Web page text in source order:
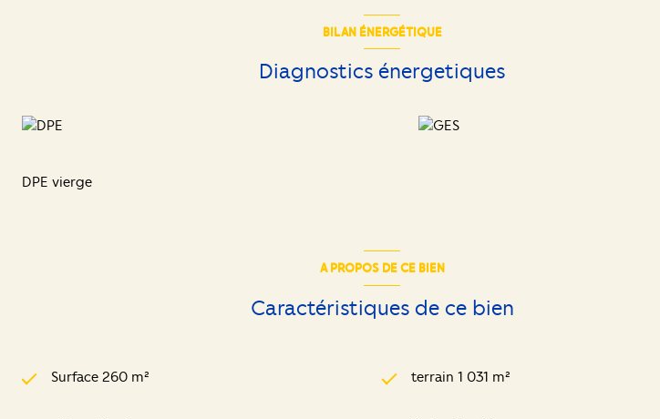
BILAN ÉNERGÉTIQUE
Diagnostics énergetiques
DPE vierge
A PROPOS DE CE BIEN
Caractéristiques de ce bien
Surface 260 m² terrain 1 031 m²